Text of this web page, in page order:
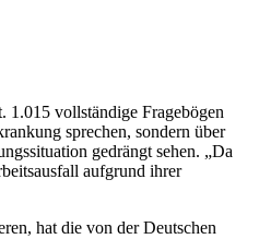
1.015 vollständige Fragebögen
sprechen, sondern über
gedrängt sehen. „Da
aufgrund ihrer
hat die von der Deutschen